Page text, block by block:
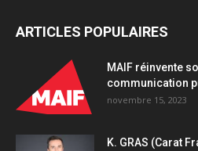
ARTICLES POPULAIRES
MAIF réinvente
communication
novembre 15, 2023
K. GRAS (Carat